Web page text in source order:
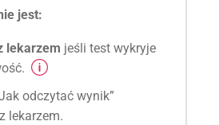
jest:
lekarzem jeśli test wykryje
odczytać wynik”
lekarzem.